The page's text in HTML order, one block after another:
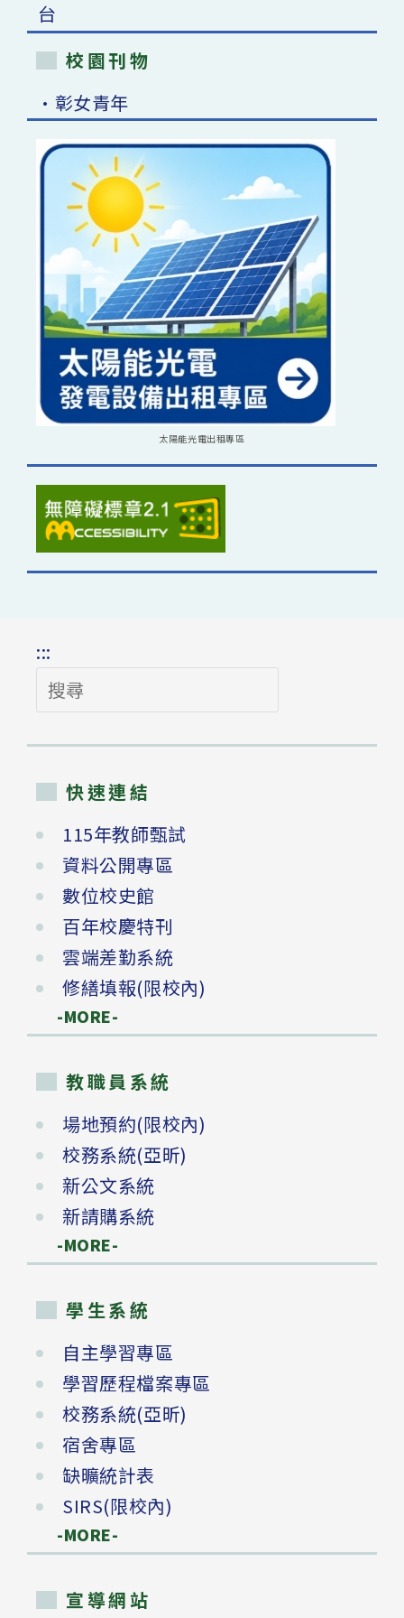
校園刊物
•彰女青年
太陽能光電出租專區
:::
搜
尋
快速連結
115年教師甄試
資料公開專區
數位校史館
百年校慶特刊
雲端差勤系統
修繕填報(限校內)
-MORE-
教職員系統
場地預約(限校內)
校務系統(亞昕)
新公文系統
新請購系統
-MORE-
學生系統
自主學習專區
學習歷程檔案專區
校務系統(亞昕)
宿舍專區
缺曠統計表
SIRS(限校內)
-MORE-
宣導網站